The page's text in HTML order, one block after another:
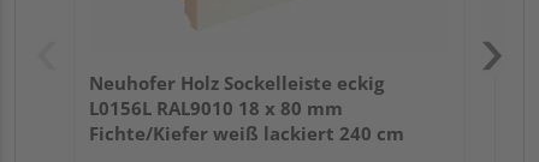
Neuhofer Holz Sockelleiste eckig
L0156L RAL9010 18 x 80 mm
Fichte/Kiefer weiß lackiert 240 cm